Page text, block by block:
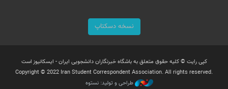
نسخه دسکتاپ
کپی رایت © کلیه حقوق متعلق به باشگاه خبرنگاران دانشجویی ایران - ایسکانیوز است
Copyright © 2022 Iran Student Correspondent Association. All rights reserved.
طراحی و تولید: نستوه